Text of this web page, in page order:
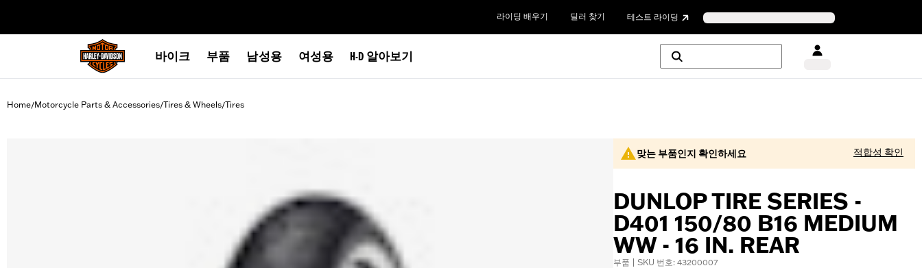
라이딩 배우기 딜러 찾기 테스트 라이딩
바이크 부품 남성용 여성용 H-D 알아보기
Home/Motorcycle Parts & Accessories/Tires & Wheels/Tires
맞는 부품인지 확인하세요 적합성 확인
DUNLOP TIRE SERIES -
D401 150/80 B16 MEDIUM
WW - 16 IN. REAR
부품 | SKU 번호: 43200007